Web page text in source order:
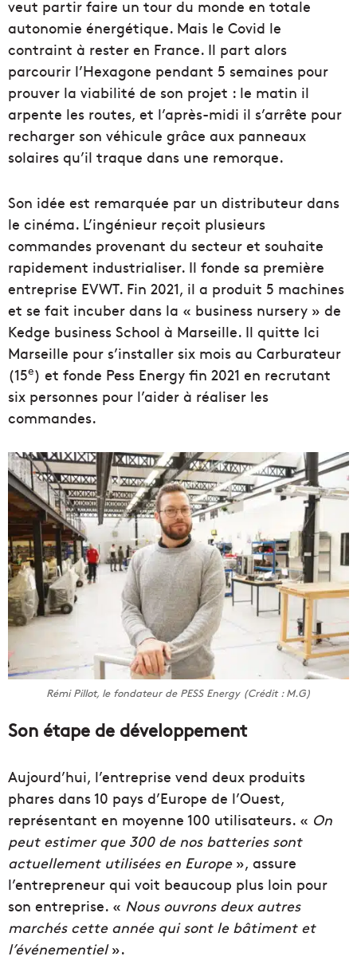
veut partir faire un tour du monde en totale
autonomie énergétique. Mais le Covid le
contraint à rester en France. Il part alors
parcourir l’Hexagone pendant 5 semaines pour
prouver la viabilité de son projet : le matin il
arpente les routes, et l’après-midi il s’arrête pour
recharger son véhicule grâce aux panneaux
solaires qu’il traque dans une remorque.
Son idée est remarquée par un distributeur dans
le cinéma. L’ingénieur reçoit plusieurs
commandes provenant du secteur et souhaite
rapidement industrialiser. Il fonde sa première
entreprise EVWT. Fin 2021, il a produit 5 machines
et se fait incuber dans la « business nursery » de
Kedge business School à Marseille. Il quitte Ici
Marseille pour s’installer six mois au Carburateur
(15e) et fonde Pess Energy fin 2021 en recrutant
six personnes pour l’aider à réaliser les
commandes.
Rémi Pillot, le fondateur de PESS Energy (Crédit : M.G)
Son étape de développement
Aujourd’hui, l’entreprise vend deux produits
phares dans 10 pays d’Europe de l’Ouest,
représentant en moyenne 100 utilisateurs. « On
peut estimer que 300 de nos batteries sont
actuellement utilisées en Europe », assure
l’entrepreneur qui voit beaucoup plus loin pour
son entreprise. « Nous ouvrons deux autres
marchés cette année qui sont le bâtiment et
l’événementiel».